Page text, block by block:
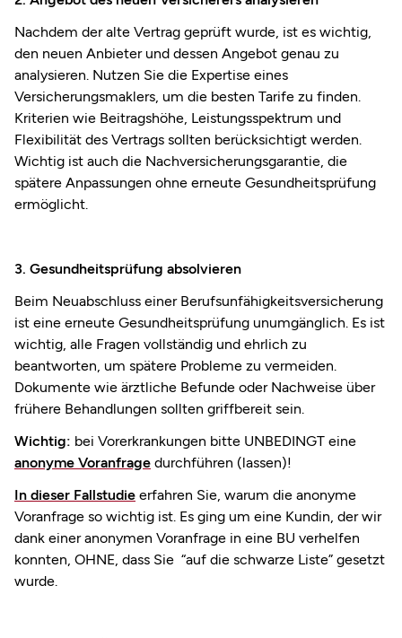
Nachdem der alte Vertrag geprüft wurde, ist es wichtig,
den neuen Anbieter und dessen Angebot genau zu
analysieren. Nutzen Sie die Expertise eines
Versicherungsmaklers, um die besten Tarife zu finden.
Kriterien wie Beitragshöhe, Leistungsspektrum und
Flexibilität des Vertrags sollten berücksichtigt werden.
Wichtig ist auch die Nachversicherungsgarantie, die
spätere Anpassungen ohne erneute Gesundheitsprüfung
ermöglicht.
3. Gesundheitsprüfung absolvieren
Beim Neuabschluss einer Berufsunfähigkeitsversicherung
ist eine erneute Gesundheitsprüfung unumgänglich. Es ist
wichtig, alle Fragen vollständig und ehrlich zu
beantworten, um spätere Probleme zu vermeiden.
Dokumente wie ärztliche Befunde oder Nachweise über
frühere Behandlungen sollten griffbereit sein.
Wichtig: bei Vorerkrankungen bitte UNBEDINGT eine
anonyme Voranfrage durchführen (lassen)!
In dieser Fallstudie erfahren Sie, warum die anonyme
Voranfrage so wichtig ist. Es ging um eine Kundin, der wir
dank einer anonymen Voranfrage in eine BU verhelfen
konnten, OHNE, dass Sie “auf die schwarze Liste” gesetzt
wurde.